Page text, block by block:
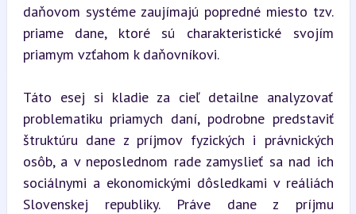
daňovom systéme zaujímajú popredné miesto tzv.
priame dane, ktoré sú charakteristické svojím
priamym vzťahom k daňovníkovi.
Táto esej si kladie za cieľ detailne analyzovať
problematiku priamych daní, podrobne predstaviť
štruktúru dane z príjmov fyzických i právnických
osôb, a v neposlednom rade zamyslieť sa nad ich
sociálnymi a ekonomickými dôsledkami v reáliách
Slovenskej republiky. Práve dane z príjmu